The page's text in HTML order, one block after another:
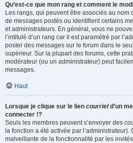
Qu’est-ce que mon rang et comment le
Les rangs, qui peuvent être associés au nom
de messages postés ou identifient certains
et administrateurs. En général, vous ne
l’intitulé d’un rang car il est paramétré par
poster des messages sur le forum dans le
supérieur. Sur la plupart des forums, cette
modérateur (ou un administrateur) peut
messages.
Haut
Lorsque je clique sur le lien courrield’un
connecter !?
Seuls les membres peuvent s’envoyer des
la fonction a été activée par l’administrateur).
malveillante de la fonctionnalité par les